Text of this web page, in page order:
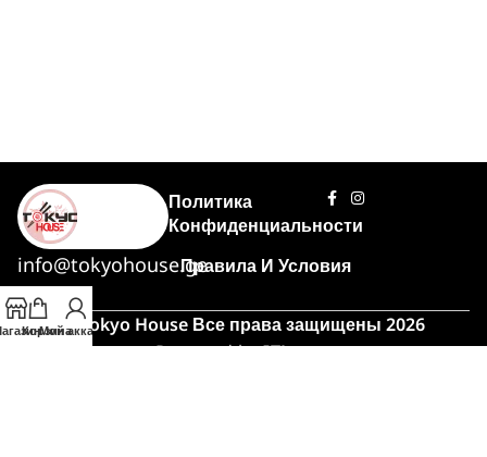
info@tokyohouse.ge
Политика
Конфиденциальности
Правила И Условия
© Tokyo House Все права защищены 2026
Powered byITLover
Корзина
Мой аккаунт